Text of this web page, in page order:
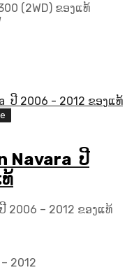
(2WD) ຂອງແທ້
Navara ປີ
2006 – 2012 ຂອງແທ້
2012